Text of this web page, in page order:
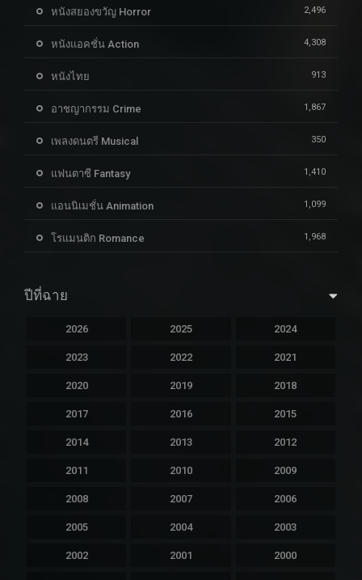
หนังสยองขวัญ Horror 2,496
หนังแอคชั่น Action 4,308
หนังไทย 913
อาชญากรรม Crime 1,867
เพลงดนตรี Musical 350
แฟนตาซี Fantasy 1,410
แอนนิเมชั่น Animation 1,099
โรแมนติก Romance 1,968
ปีที่ฉาย
2026 2025 2024
2023 2022 2021
2020 2019 2018
2017 2016 2015
2014 2013 2012
2011 2010 2009
2008 2007 2006
2005 2004 2003
2002 2001 2000